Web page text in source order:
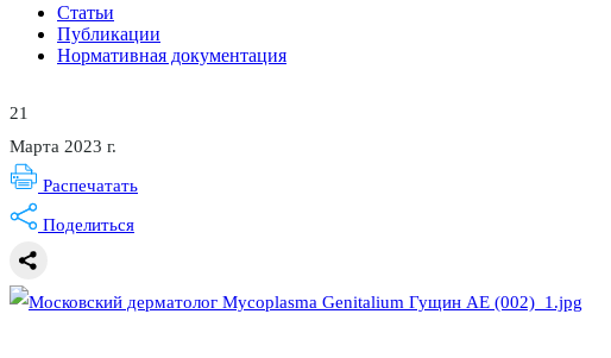
Статьи
Публикации
Нормативная документация
21
Марта 2023 г.
Распечатать
Поделиться